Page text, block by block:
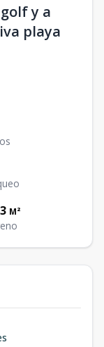
y a
playa
M²